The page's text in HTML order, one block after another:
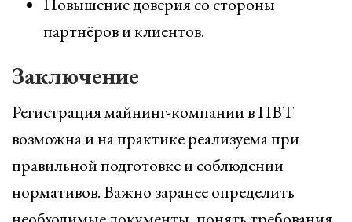
партнёров и клиентов.
Заключение
Регистрация майнинг-компании в ПВТ
возможна и на практике реализуема при
правильной подготовке и соблюдении
нормативов. Важно заранее определить